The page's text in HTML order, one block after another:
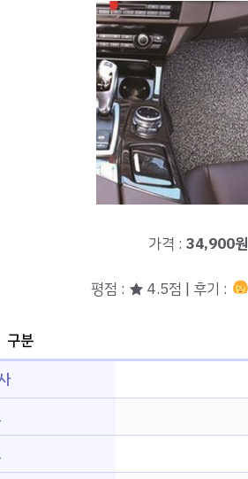
가격 : 34,900원
평점 : ★ 4.5점 | 후기 :
구분